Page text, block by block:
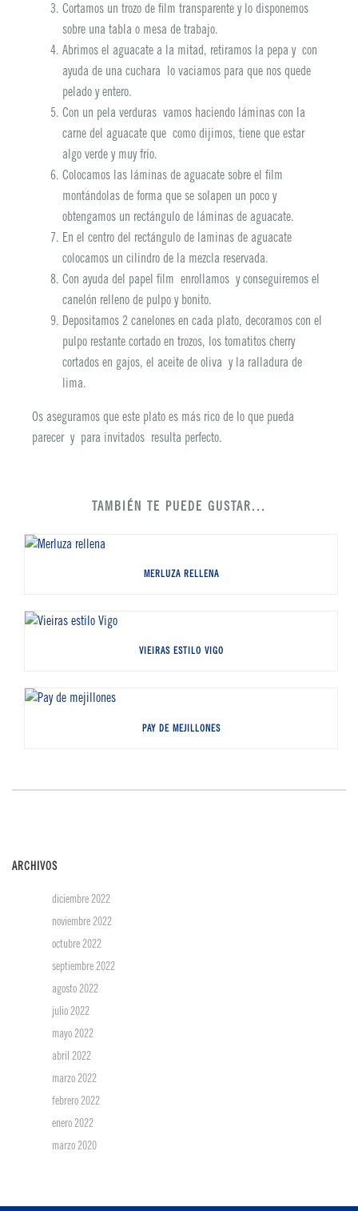
Cortamos un trozo de film transparente y lo disponemos
sobre una tabla o mesa de trabajo.
Abrimos el aguacate a la mitad, retiramos la pepa y con
ayuda de una cuchara lo vaciamos para que nos quede
pelado y entero.
Con un pela verduras vamos haciendo láminas con la
carne del aguacate que como dijimos, tiene que estar
algo verde y muy frío.
Colocamos las láminas de aguacate sobre el film
montándolas de forma que se solapen un poco y
obtengamos un rectángulo de láminas de aguacate.
En el centro del rectángulo de laminas de aguacate
colocamos un cilindro de la mezcla reservada.
Con ayuda del papel film enrollamos y conseguiremos el
canelón relleno de pulpo y bonito.
Depositamos 2 canelones en cada plato, decoramos con el
pulpo restante cortado en trozos, los tomatitos cherry
cortados en gajos, el aceite de oliva y la ralladura de
lima.
Os aseguramos que este plato es más rico de lo que pueda
parecer y para invitados resulta perfecto.
TAMBIÉN TE PUEDE GUSTAR...
MERLUZA RELLENA
VIEIRAS ESTILO VIGO
PAY DE MEJILLONES
ARCHIVOS
diciembre 2022
noviembre 2022
octubre 2022
septiembre 2022
agosto 2022
julio 2022
mayo 2022
abril 2022
marzo 2022
febrero 2022
enero 2022
marzo 2020